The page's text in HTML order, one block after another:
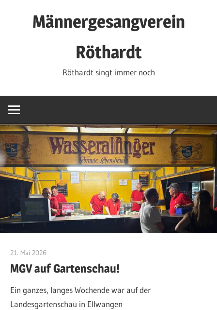
Männergesangverein
Röthardt
Röthardt singt immer noch
21. Mai 2026
MGV auf Gartenschau!
Ein ganzes, langes Wochende war auf der
Landesgartenschau in Ellwangen